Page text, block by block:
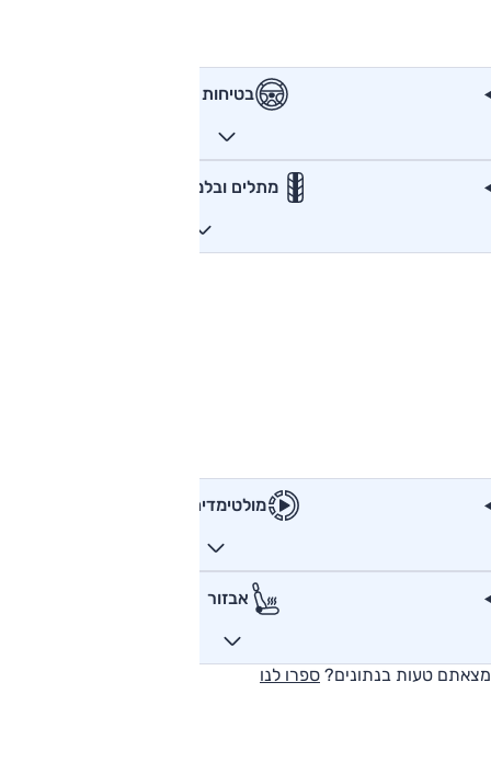
בטיחות
מתלים ובלמים
מולטימדיה
אבזור
מצאתם טעות בנתונים? ספרו לנו